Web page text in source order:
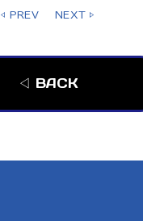
◁ PREV NEXT ▷
◁ BACK